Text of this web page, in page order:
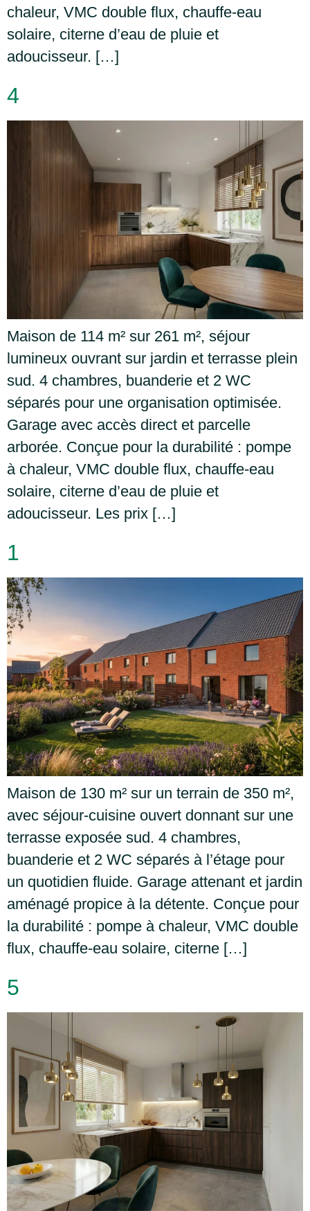
chaleur, VMC double flux, chauffe-eau
solaire, citerne d’eau de pluie et
adoucisseur. […]
4
Maison de 114 m² sur 261 m², séjour
lumineux ouvrant sur jardin et terrasse plein
sud. 4 chambres, buanderie et 2 WC
séparés pour une organisation optimisée.
Garage avec accès direct et parcelle
arborée. Conçue pour la durabilité : pompe
à chaleur, VMC double flux, chauffe-eau
solaire, citerne d’eau de pluie et
adoucisseur. Les prix […]
1
Maison de 130 m² sur un terrain de 350 m²,
avec séjour-cuisine ouvert donnant sur une
terrasse exposée sud. 4 chambres,
buanderie et 2 WC séparés à l’étage pour
un quotidien fluide. Garage attenant et jardin
aménagé propice à la détente. Conçue pour
la durabilité : pompe à chaleur, VMC double
flux, chauffe-eau solaire, citerne […]
5